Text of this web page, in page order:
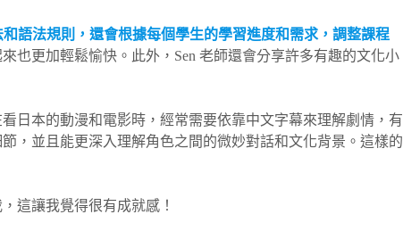
語法規則，還會根據每個學生的學習進度和需求，調整課程
也更加輕鬆愉快。此外，Sen 老師還會分享許多有趣的文化小
日本的動漫和電影時，經常需要依靠中文字幕來理解劇情，有
，並且能更深入理解角色之間的微妙對話和文化背景。這樣的
這讓我覺得很有成就感！